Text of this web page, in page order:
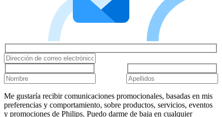
Me gustaría recibir comunicaciones promocionales, basadas en mis
preferencias y comportamiento, sobre productos, servicios, eventos
y promociones de Philips. Puedo darme de baja en cualquier